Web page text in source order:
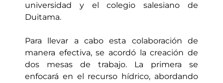
universidad y el colegio salesiano de
Duitama.
Para llevar a cabo esta colaboración de
manera efectiva, se acordó la creación de
dos mesas de trabajo. La primera se
enfocará en el recurso hídrico, abordando